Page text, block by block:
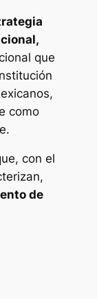
que
como
con el
de